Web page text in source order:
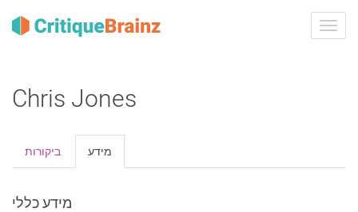
ברר
ניווט
Chris Jones
ביקורות מידע
מידע כללי